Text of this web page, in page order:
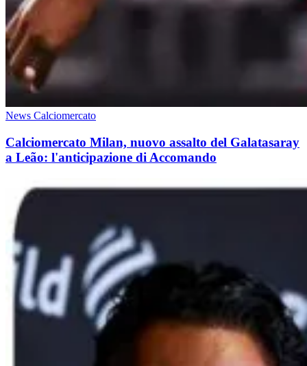
News Calciomercato
Calciomercato Milan, nuovo assalto del Galatasaray
a Leão: l'anticipazione di Accomando